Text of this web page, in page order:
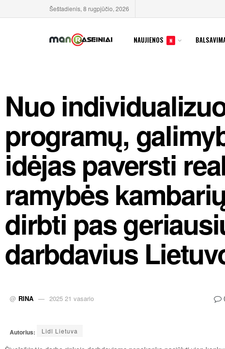
Šeštadienis, 8 rugpjūčio, 2026
NAUJIENOS N
Nuo
programų,
idėjas paversti
ramybės
dirbti pas
darbdavius
@ RINA 2025 21 vasario
Autorius: Lidl Lietuva